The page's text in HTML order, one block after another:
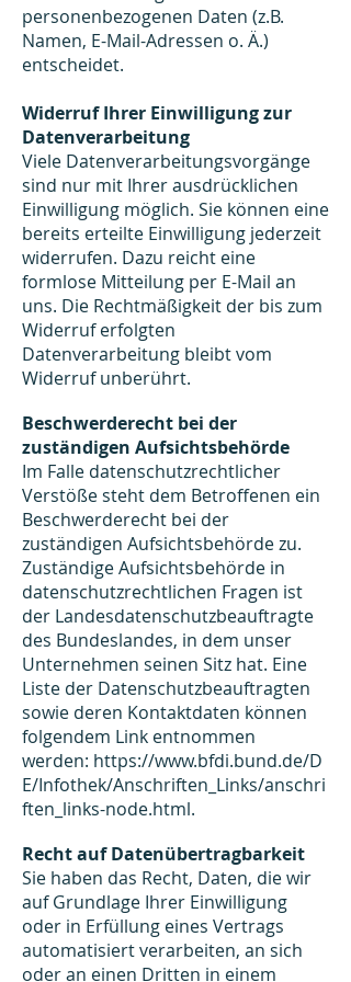
personenbezogenen Daten (z.B.
Namen, E-Mail-Adressen o. Ä.)
entscheidet.
Widerruf Ihrer Einwilligung zur
Datenverarbeitung
Viele Datenverarbeitungsvorgänge
sind nur mit Ihrer ausdrücklichen
Einwilligung möglich. Sie können eine
bereits erteilte Einwilligung jederzeit
widerrufen. Dazu reicht eine
formlose Mitteilung per E-Mail an
uns. Die Rechtmäßigkeit der bis zum
Widerruf erfolgten
Datenverarbeitung bleibt vom
Widerruf unberührt.
Beschwerderecht bei der
zuständigen Aufsichtsbehörde
Im Falle datenschutzrechtlicher
Verstöße steht dem Betroffenen ein
Beschwerderecht bei der
zuständigen Aufsichtsbehörde zu.
Zuständige Aufsichtsbehörde in
datenschutzrechtlichen Fragen ist
der Landesdatenschutzbeauftragte
des Bundeslandes, in dem unser
Unternehmen seinen Sitz hat. Eine
Liste der Datenschutzbeauftragten
sowie deren Kontaktdaten können
folgendem Link entnommen
werden: https://www.bfdi.bund.de/D
E/Infothek/Anschriften_Links/anschri
ften_links-node.html.
Recht auf Datenübertragbarkeit
Sie haben das Recht, Daten, die wir
auf Grundlage Ihrer Einwilligung
oder in Erfüllung eines Vertrags
automatisiert verarbeiten, an sich
oder an einen Dritten in einem